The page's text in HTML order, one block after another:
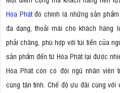
Hòa Phátđó chính là những sản
đa dạng, thoải mái cho khách hàng
phải chăng, phù hợp với túi tiền của
sản phẩm đến từ Hòa Phát lại được
Hòa Phát còn có đội ngũ nhân viên
cùng tận tình. Chế độ ưu đãi cùng